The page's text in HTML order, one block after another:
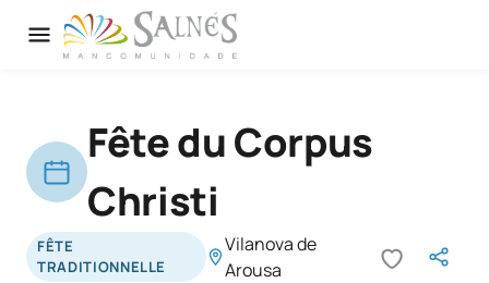
Fête du Corpus
Christi
FÊTE
TRADITIONNELLE
Vilanova de
Arousa